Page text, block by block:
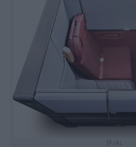
@JAL